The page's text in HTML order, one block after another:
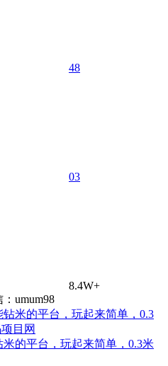
48
03
8.4W+
umum98
的平台，玩起来简单，0.3米